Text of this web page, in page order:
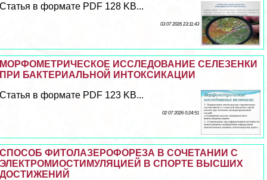
Статья в формате PDF 128 KB...
03 07 2026 23:11:43
МОРФОМЕТРИЧЕСКОЕ ИССЛЕДОВАНИЕ СЕЛЕЗЕНКИ
ПРИ БАКТЕРИАЛЬНОЙ ИНТОКСИКАЦИИ
Статья в формате PDF 123 KB...
02 07 2026 0:24:51
СПОСОБ ФИТОЛАЗЕРОФОРЕЗА В СОЧЕТАНИИ С
ЭЛЕКТРОМИОСТИМУЛЯЦИЕЙ В СПОРТЕ ВЫСШИХ
ДОСТИЖЕНИЙ